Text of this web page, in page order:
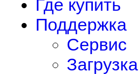
Где купить
Поддержка
Сервис
Загрузка